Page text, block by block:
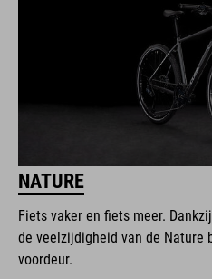
NATURE
Fiets vaker en fiets meer.
de veelzijdigheid van de Nature
voordeur.